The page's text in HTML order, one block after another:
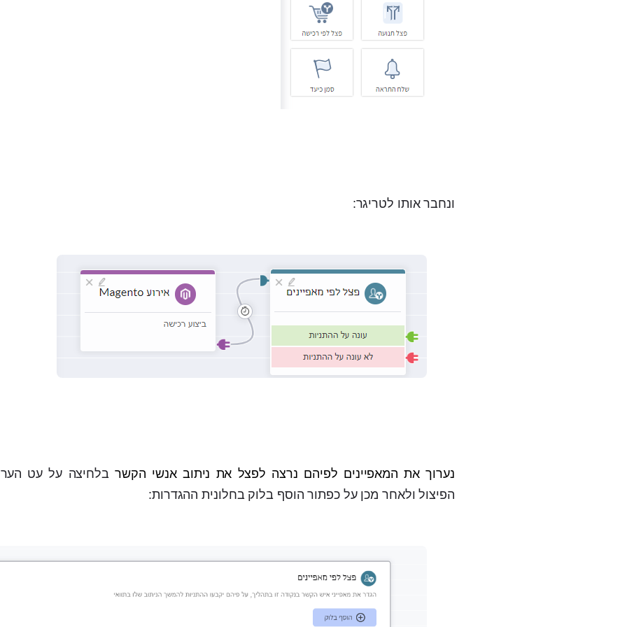
ונחבר אותו לטריגר:
נערוך את המאפיינים לפיהם נרצה לפצל את ניתוב אנשי הקשרבלחיצה על עט
הפיצול ולאחר מכן על כפתור הוסף בלוק בחלונית ההגדרות: